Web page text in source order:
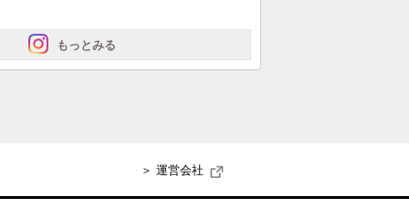
もっとみる
＞ 運営会社